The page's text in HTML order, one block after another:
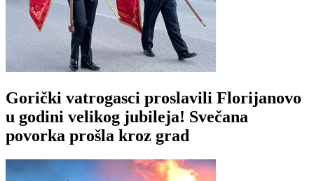
Gorički vatrogasci proslavili Florijanovo
u godini velikog jubileja! Svečana
povorka prošla kroz grad